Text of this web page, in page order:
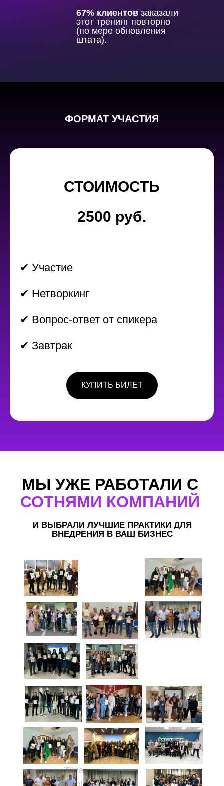
67% клиентов заказали
этот тренинг повторно
(по мере обновления
штата).
ФОРМАТ УЧАСТИЯ
СТОИМОСТЬ
2500 руб.
✔ Участие
✔ Нетворкинг
✔ Вопрос-ответ от спикера
✔ Завтрак
КУПИТЬ БИЛЕТ
МЫ УЖЕ РАБОТАЛИ С
СОТНЯМИ КОМПАНИЙ
И ВЫБРАЛИ ЛУЧШИЕ ПРАКТИКИ ДЛЯ
ВНЕДРЕНИЯ В ВАШ БИЗНЕС
Tilda
Publishing